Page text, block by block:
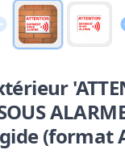
(format